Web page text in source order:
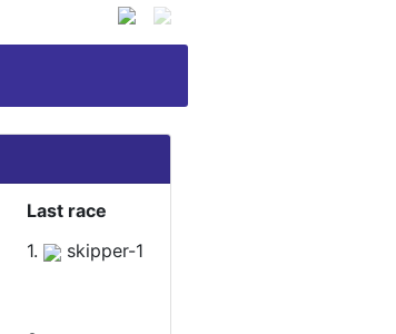
Last race
1.
skipper-1